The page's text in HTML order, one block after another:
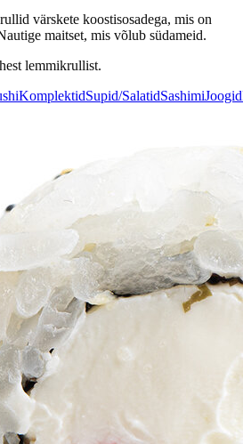
värskete koostisosadega, mis on
maitset, mis võlub südameid.
lemmikrullist.
KomplektidSupid/SalatidSashimiJoogid